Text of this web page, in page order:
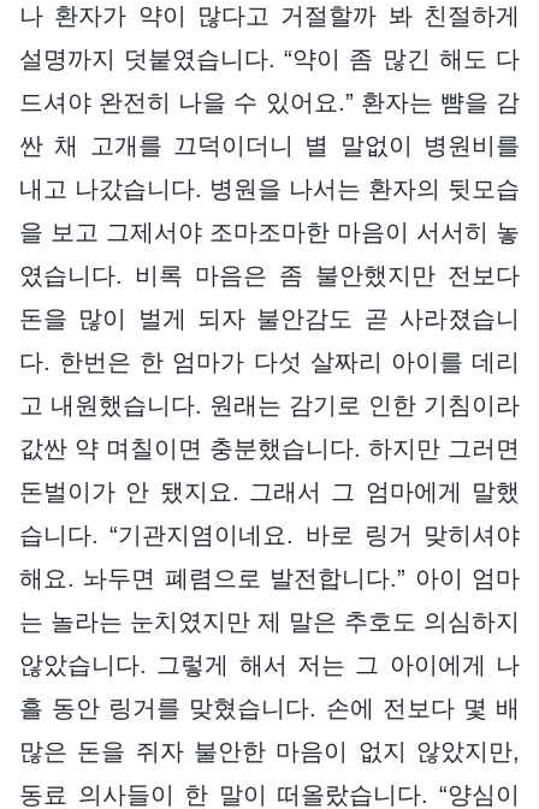
나 환자가 약이 많다고 거절할까 봐 친절하게
설명까지 덧붙였습니다. “약이 좀 많긴 해도 다
드셔야 완전히 나을 수 있어요.” 환자는 뺨을 감
싼 채 고개를 끄덕이더니 별 말없이 병원비를
내고 나갔습니다. 병원을 나서는 환자의 뒷모습
을 보고 그제서야 조마조마한 마음이 서서히 놓
였습니다. 비록 마음은 좀 불안했지만 전보다
돈을 많이 벌게 되자 불안감도 곧 사라졌습니
다. 한번은 한 엄마가 다섯 살짜리 아이를 데리
고 내원했습니다. 원래는 감기로 인한 기침이라
값싼 약 며칠이면 충분했습니다. 하지만 그러면
돈벌이가 안 됐지요. 그래서 그 엄마에게 말했
습니다. “기관지염이네요. 바로 링거 맞히셔야
해요. 놔두면 폐렴으로 발전합니다.” 아이 엄마
는 놀라는 눈치였지만 제 말은 추호도 의심하지
않았습니다. 그렇게 해서 저는 그 아이에게 나
흘 동안 링거를 맞혔습니다. 손에 전보다 몇 배
많은 돈을 쥐자 불안한 마음이 없지 않았지만,
동료 의사들이 한 말이 떠올랐습니다. “양심이